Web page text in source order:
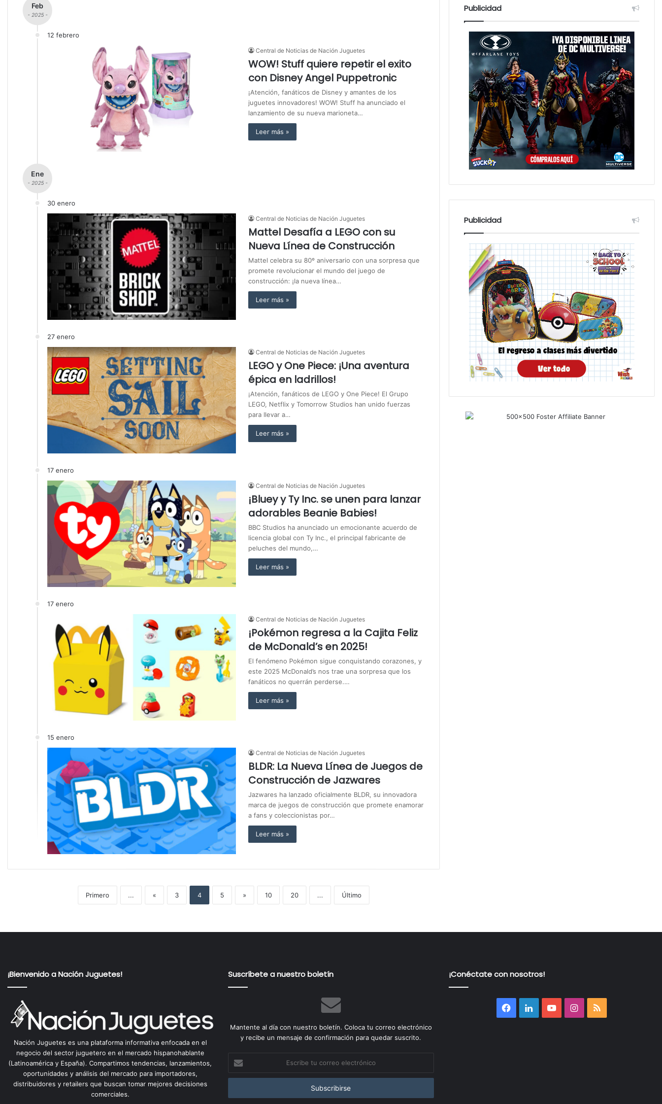
Feb
- 2025 -
12 febrero
Central de Noticias de Nación Juguetes
WOW! Stuff quiere repetir el exito
con Disney Angel Puppetronic
¡Atención, fanáticos de Disney y amantes de los
juguetes innovadores! WOW! Stuff ha anunciado el
lanzamiento de su nueva marioneta…
Leer más »
Ene
- 2025 -
30 enero
Central de Noticias de Nación Juguetes
Mattel Desafía a LEGO con su
Nueva Línea de Construcción
Mattel celebra su 80º aniversario con una sorpresa que
promete revolucionar el mundo del juego de
construcción: ¡la nueva línea…
Leer más »
27 enero
Central de Noticias de Nación Juguetes
LEGO y One Piece: ¡Una aventura
épica en ladrillos!
¡Atención, fanáticos de LEGO y One Piece! El Grupo
LEGO, Netflix y Tomorrow Studios han unido fuerzas
para llevar a…
Leer más »
17 enero
Central de Noticias de Nación Juguetes
¡Bluey y Ty Inc. se unen para lanzar
adorables Beanie Babies!
BBC Studios ha anunciado un emocionante acuerdo de
licencia global con Ty Inc., el principal fabricante de
peluches del mundo,…
Leer más »
17 enero
Central de Noticias de Nación Juguetes
¡Pokémon regresa a la Cajita Feliz
de McDonald’s en 2025!
El fenómeno Pokémon sigue conquistando corazones, y
este 2025 McDonald’s nos trae una sorpresa que los
fanáticos no querrán perderse.…
Leer más »
15 enero
Central de Noticias de Nación Juguetes
BLDR: La Nueva Línea de Juegos de
Construcción de Jazwares
Jazwares ha lanzado oficialmente BLDR, su innovadora
marca de juegos de construcción que promete enamorar
a fans y coleccionistas por…
Leer más »
Primero ... « 3 4 5 » 10 20 ... Último
Publicidad
Publicidad
¡Bienvenido a Nación Juguetes!
Nación Juguetes es una plataforma informativa enfocada en el
negocio del sector juguetero en el mercado hispanohablante
(Latinoamérica y España). Compartimos tendencias, lanzamientos,
oportunidades y análisis del mercado para importadores,
distribuidores y retailers que buscan tomar mejores decisiones
comerciales.
Suscríbete a nuestro boletín
Mantente al día con nuestro boletín. Coloca tu correo electrónico
y recibe un mensaje de confirmación para quedar suscrito.
Escribe
tu
correo
¡Conéctate con nosotros!
Facebook
LinkedInYouTubeInstagram
RSS